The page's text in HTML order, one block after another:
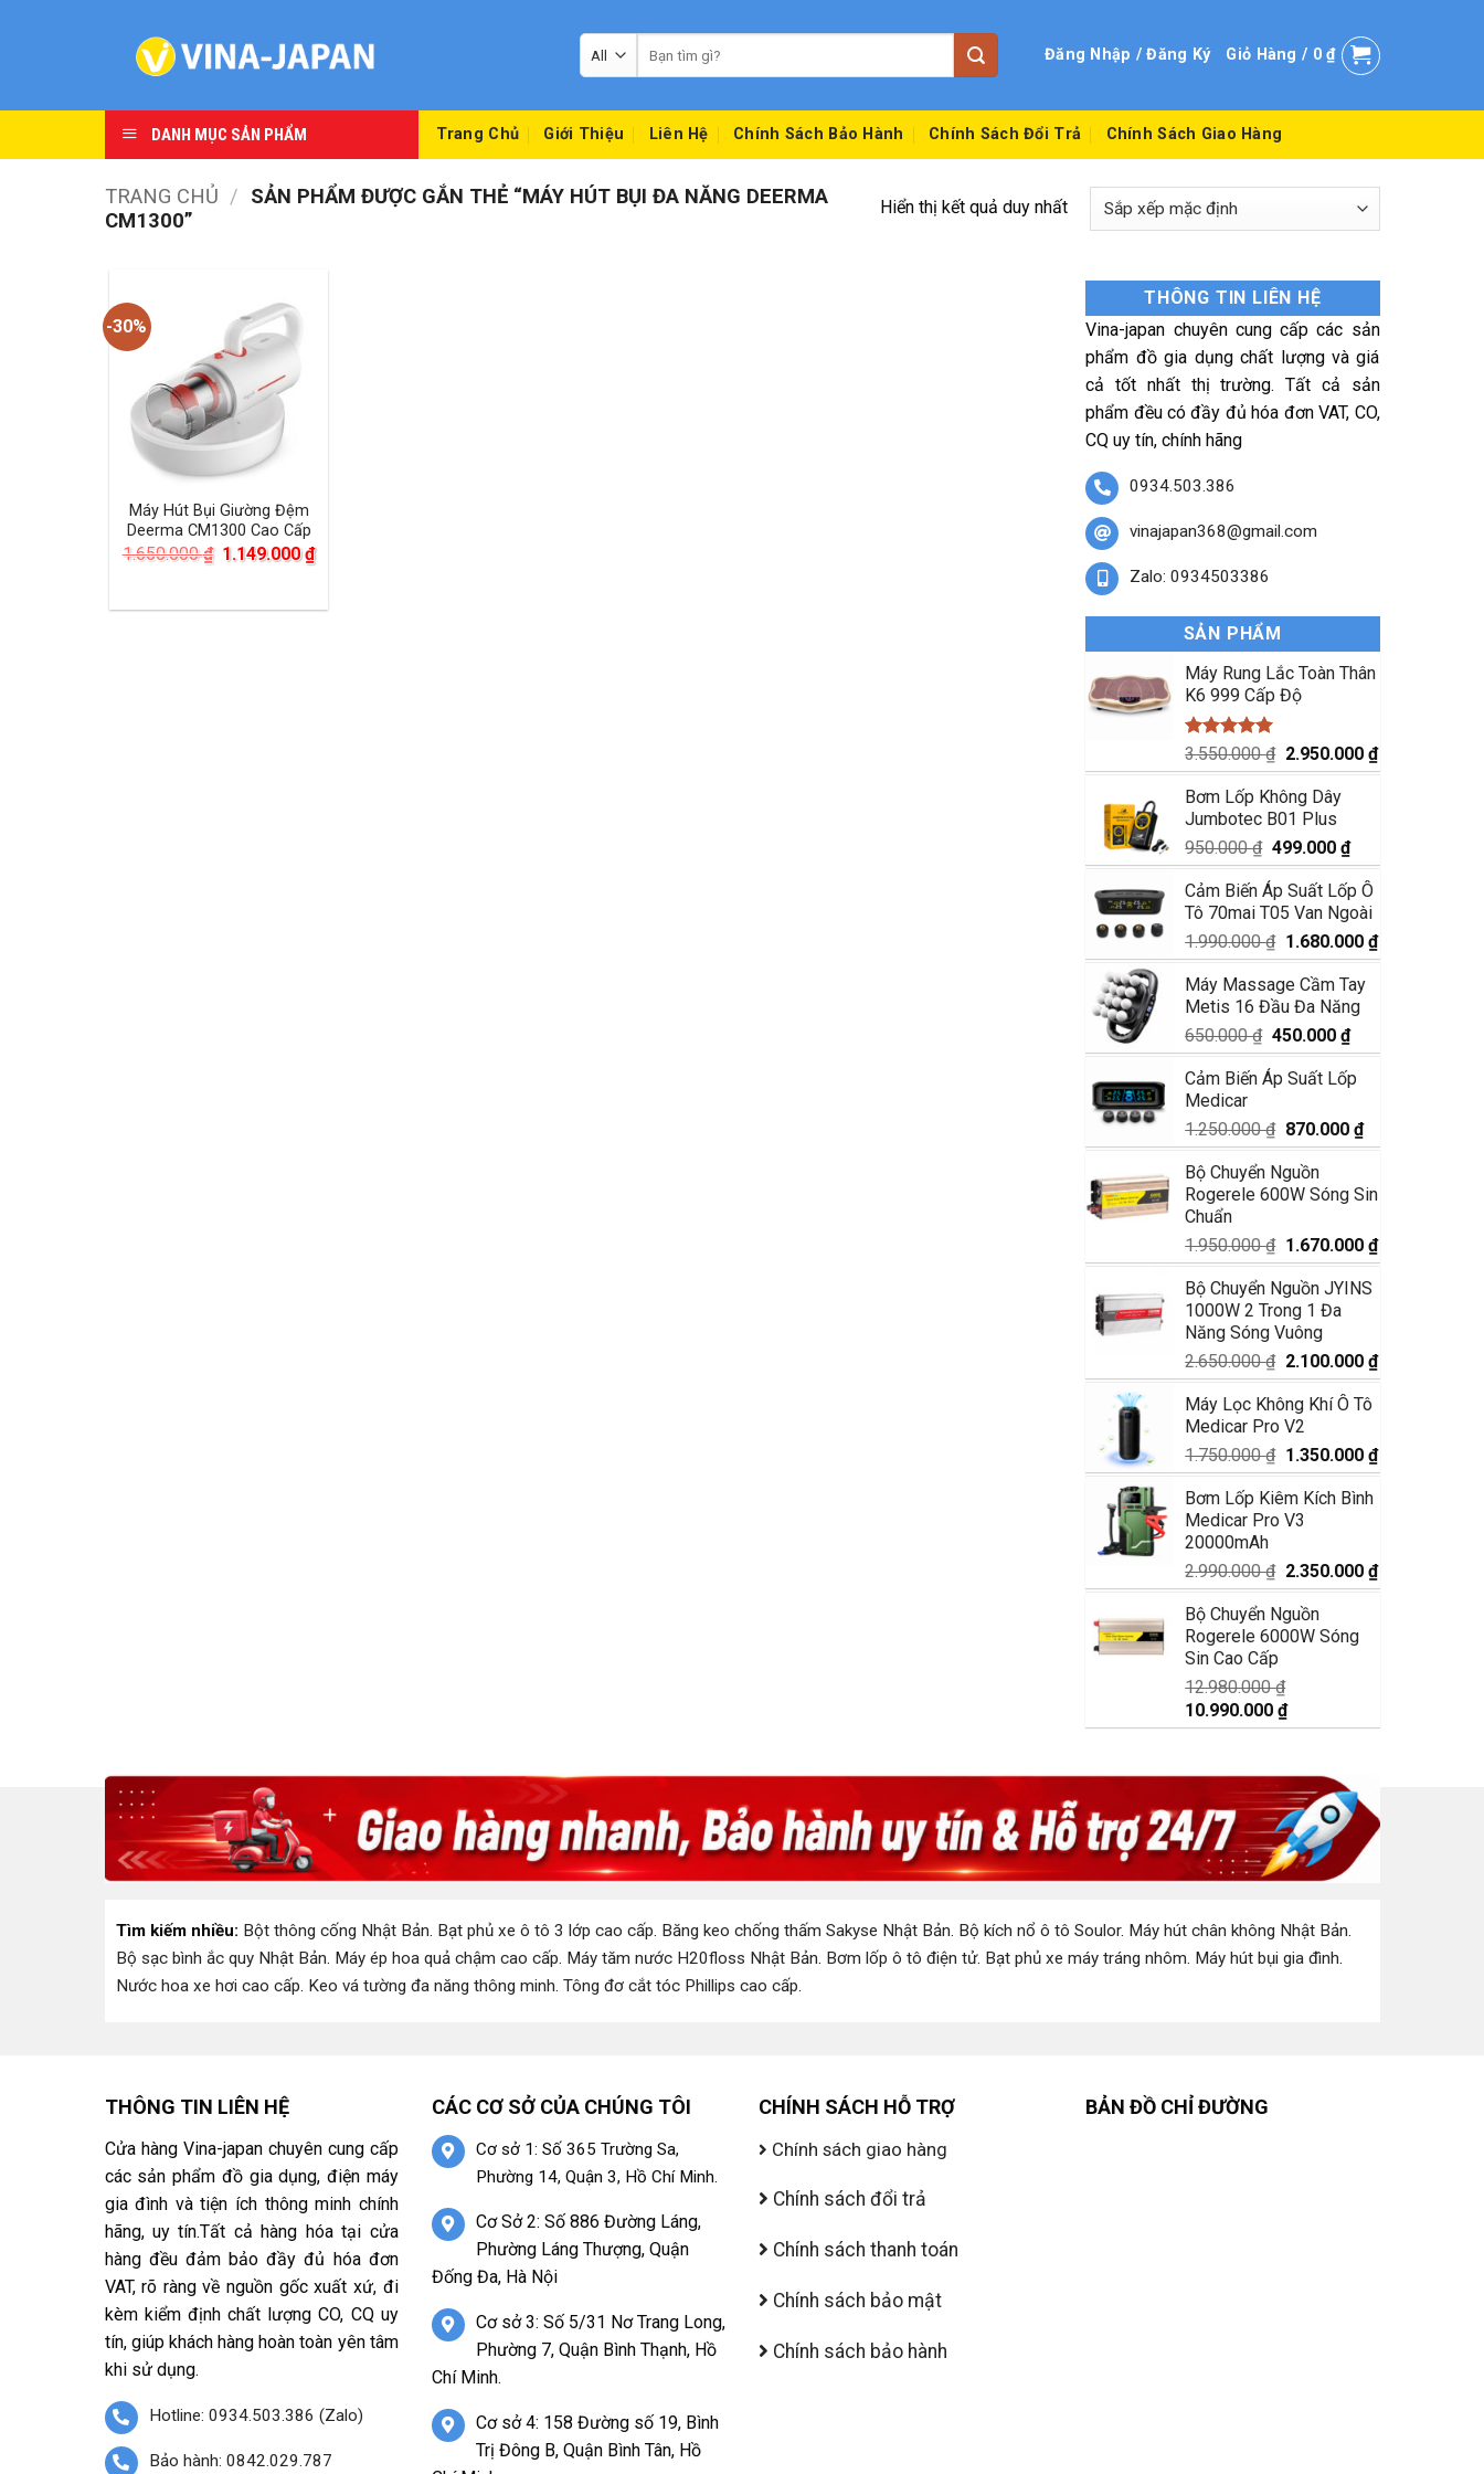
kiếm:
Đăng Nhập / Đăng Ký Giỏ Hàng / 0₫
DANH MỤC SẢN PHẨM Trang Chủ Giới Thiệu Liên Hệ Chính Sách Bảo Hành Chính Sách Đổi Trả Chính Sách Giao Hàng
TRANG CHỦ /
SẢN PHẨM ĐƯỢC GẮN THẺ “MÁY HÚT BỤI ĐA NĂNG DEERMA
CM1300”
Hiển thị kết quả duy nhất
-30%
Máy Hút Bụi Giường Đệm
Deerma CM1300 Cao Cấp
1.650.000₫ Giá
1.650.000 ₫.
1.149.000₫Giá
hiện
là:
THÔNG TIN LIÊN HỆ
Vina-japan chuyên cung cấp các sản
phẩm đồ gia dụng chất lượng và giá
cả tốt nhất thị trường. Tất cả sản
phẩm đều có đầy đủ hóa đơn VAT, CO,
CQ uy tín, chính hãng
0934.503.386
vinajapan368@gmail.com
Zalo: 0934503386
SẢN PHẨM
Máy Rung Lắc Toàn Thân
K6 999 Cấp Độ
Được xếp
hạng5.00
5 sao
3.550.000₫ Giá
gốc
là:
3.550.000 ₫.
2.950.000₫Giá
hiện
Bơm Lốp Không Dây
Jumbotec B01 Plus
950.000₫ Giá
gốc
là:
950.000 ₫.
499.000₫Giá
hiện
tại
là:
499.000 ₫.
Cảm Biến Áp Suất Lốp Ô
Tô 70mai T05 Van Ngoài
1.990.000₫ Giá
gốc
là:
1.990.000 ₫.
1.680.000₫Giá
hiện
Máy Massage Cầm Tay
Metis 16 Đầu Đa Năng
650.000₫ Giá
gốc
là:
450.000₫Giá
hiện
tại
450.000 ₫.
Cảm Biến Áp Suất Lốp
Medicar
1.250.000₫ Giá
gốc
là:
1.250.000 ₫.
870.000₫Giá
hiện
là:
Bộ Chuyển Nguồn
Rogerele 600W Sóng Sin
Chuẩn
1.950.000₫ Giá
gốc
là:
1.950.000 ₫.
1.670.000₫Giá
hiện
Bộ Chuyển Nguồn JYINS
1000W 2 Trong 1 Đa
Năng Sóng Vuông
2.650.000₫ Giá
gốc
là:
2.650.000 ₫.
2.100.000₫Giá
hiện
2.100.000 ₫.
Máy Lọc Không Khí Ô Tô
Medicar Pro V2
1.750.000₫ Giá
gốc
là:
1.750.000 ₫.
1.350.000₫Giá
hiện
Bơm Lốp Kiêm Kích Bình
Medicar Pro V3
20000mAh
2.990.000₫ Giá
gốc
là:
2.990.000 ₫.
2.350.000₫Giá
hiện
Bộ Chuyển Nguồn
Rogerele 6000W Sóng
Sin Cao Cấp
12.980.000₫
Giá
gốc
12.980.000 ₫.
10.990.000₫Giá
hiện
là:
10.990.000 ₫.
Tìm kiếm nhiều: Bột thông cống Nhật Bản. Bạt phủ xe ô tô 3 lớp cao cấp. Băng keo chống thấm Sakyse Nhật Bản. Bộ kích nổ ô tô Soulor. Máy hút chân không Nhật Bản.
Bộ sạc bình ắc quy Nhật Bản. Máy ép hoa quả chậm cao cấp. Máy tăm nước H20floss Nhật Bản. Bơm lốp ô tô điện tử. Bạt phủ xe máy tráng nhôm. Máy hút bụi gia đình.
Nước hoa xe hơi cao cấp. Keo vá tường đa năng thông minh. Tông đơ cắt tóc Phillips cao cấp.
THÔNG TIN LIÊN HỆ
Cửa hàng Vina-japan chuyên cung cấp
các sản phẩm đồ gia dụng, điện máy
gia đình và tiện ích thông minh chính
hãng, uy tín.Tất cả hàng hóa tại cửa
hàng đều đảm bảo đầy đủ hóa đơn
VAT, rõ ràng về nguồn gốc xuất xứ, đi
kèm kiểm định chất lượng CO, CQ uy
tín, giúp khách hàng hoàn toàn yên tâm
khi sử dụng.
Hotline: 0934.503.386 (Zalo)
Bảo hành: 0842.029.787
CÁC CƠ SỞ CỦA CHÚNG TÔI
Cơ sở 1: Số 365 Trường Sa,
Phường 14, Quận 3, Hồ Chí Minh.
Cơ Sở 2: Số 886 Đường Láng,
Phường Láng Thượng, Quận
Đống Đa, Hà Nội
Cơ sở 3: Số 5/31 Nơ Trang Long,
Phường 7, Quận Bình Thạnh, Hồ
Chí Minh.
Cơ sở 4: 158 Đường số 19, Bình
Trị Đông B, Quận Bình Tân, Hồ
CHÍNH SÁCH HỖ TRỢ
Chính sách giao hàng
Chính sách đổi trả
Chính sách thanh toán
Chính sách bảo mật
Chính sách bảo hành
BẢN ĐỒ CHỈ ĐƯỜNG